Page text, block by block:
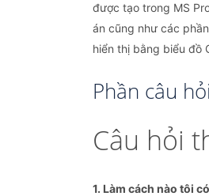
được tạo trong MS
án cũng như các
hiển thị bằng biểu đồ
Phần câu
Câu hỏi
1. Làm cách nào tôi